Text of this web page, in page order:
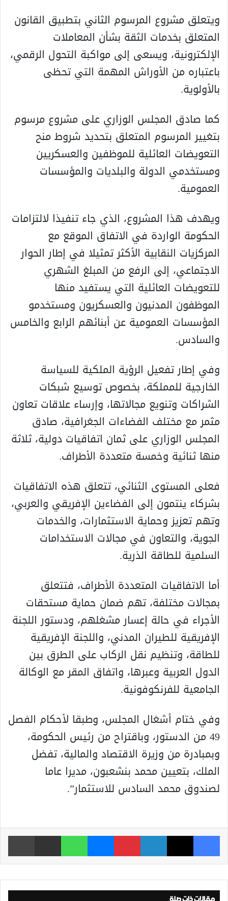
ويتعلق مشروع المرسوم الثاني بتطبيق القانون
المتعلق بخدمات الثقة بشأن المعاملات
الإلكترونية، ويسعى إلى مواكبة التحول الرقمي،
باعتباره من الأوراش المهمة التي تحظى
بالأولوية.
كما صادق المجلس الوزاري على مشروع مرسوم
بتغيير المرسوم المتعلق بتحديد شروط منح
التعويضات العائلية للموظفين والعسكريين
ومستخدمي الدولة والبلديات والمؤسسات
العمومية.
ويهدف هذا المشروع، الذي جاء تنفيذا لالتزامات
الحكومة الواردة في الاتفاق الموقع مع
المركزيات النقابية الأكثر تمثيلا في إطار الحوار
الاجتماعي، إلى الرفع من المبلغ الشهري
للتعويضات العائلية التي يستفيد منها
الموظفون المدنيون والعسكريون ومستخدمو
المؤسسات العمومية عن أبنائهم الرابع والخامس
والسادس.
وفي إطار تفعيل الرؤية الملكية للسياسة
الخارجية للمملكة، بخصوص توسيع شبكات
الشراكات وتنويع مجالاتها، وإرساء علاقات تعاون
مثمر مع مختلف الفضاءات الجغرافية، صادق
المجلس الوزاري على ثمان اتفاقيات دولية، ثلاثة
منها ثنائية وخمسة متعددة الأطراف.
فعلى المستوى الثنائي، تتعلق هذه الاتفاقيات
بشركاء ينتمون إلى الفضاءين الإفريقي والعربي،
وتهم تعزيز وحماية الاستثمارات، والخدمات
الجوية، والتعاون في مجالات الاستخدامات
السلمية للطاقة الذرية.
أما الاتفاقيات المتعددة الأطراف، فتتعلق
بمجالات مختلفة، تهم ضمان حماية مستحقات
الأجراء في حالة إعسار مشغلهم، ودستور اللجنة
الإفريقية للطيران المدني، واللجنة الإفريقية
للطاقة، وتنظيم نقل الركاب على الطرق بين
الدول العربية وعبرها، واتفاق المقر مع الوكالة
الجامعية للفرنكوفونية.
وفي ختام أشغال المجلس، وطبقا لأحكام الفصل
49 من الدستور، وباقتراح من رئيس الحكومة،
وبمبادرة من وزيرة الاقتصاد والمالية، تفضل
الملك، بتعيين محمد بنشعبون، مديرا عاما
لصندوق محمد السادس للاستثمار”.
فيسبوك ‫X لينكدإن بينتيريست ماسنجر واتساب مشاركة عبر البريد